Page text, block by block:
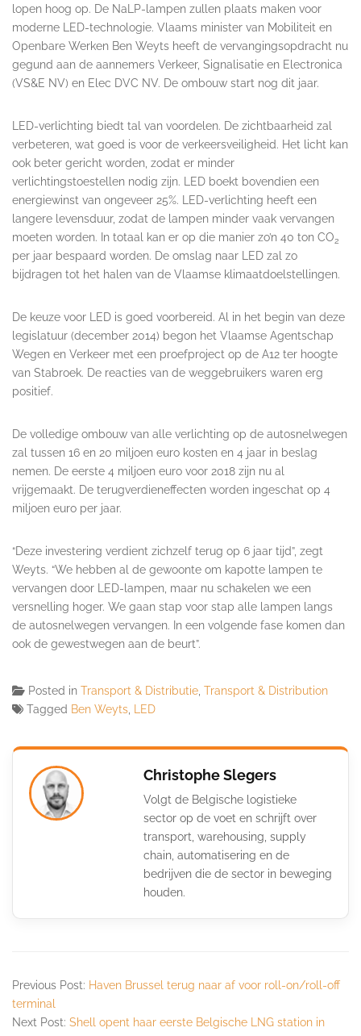
lopen hoog op. De NaLP-lampen zullen plaats maken voor
moderne LED-technologie. Vlaams minister van Mobiliteit en
Openbare Werken Ben Weyts heeft de vervangingsopdracht nu
gegund aan de aannemers Verkeer, Signalisatie en Electronica
(VS&E NV) en Elec DVC NV. De ombouw start nog dit jaar.
LED-verlichting biedt tal van voordelen. De zichtbaarheid zal
verbeteren, wat goed is voor de verkeersveiligheid. Het licht kan
ook beter gericht worden, zodat er minder
verlichtingstoestellen nodig zijn. LED boekt bovendien een
energiewinst van ongeveer 25%. LED-verlichting heeft een
langere levensduur, zodat de lampen minder vaak vervangen
moeten worden. In totaal kan er op die manier zo’n 40 ton CO2
per jaar bespaard worden. De omslag naar LED zal zo
bijdragen tot het halen van de Vlaamse klimaatdoelstellingen.
De keuze voor LED is goed voorbereid. Al in het begin van deze
legislatuur (december 2014) begon het Vlaamse Agentschap
Wegen en Verkeer met een proefproject op de A12 ter hoogte
van Stabroek. De reacties van de weggebruikers waren erg
positief.
De volledige ombouw van alle verlichting op de autosnelwegen
zal tussen 16 en 20 miljoen euro kosten en 4 jaar in beslag
nemen. De eerste 4 miljoen euro voor 2018 zijn nu al
vrijgemaakt. De terugverdieneffecten worden ingeschat op 4
miljoen euro per jaar.
“Deze investering verdient zichzelf terug op 6 jaar tijd”, zegt
Weyts. “We hebben al de gewoonte om kapotte lampen te
vervangen door LED-lampen, maar nu schakelen we een
versnelling hoger. We gaan stap voor stap alle lampen langs
de autosnelwegen vervangen. In een volgende fase komen dan
ook de gewestwegen aan de beurt”.
Posted in Transport & Distributie Transport & Distribution
Tagged Ben Weyts LED
Christophe Slegers
Volgt de Belgische logistieke
sector op de voet en schrijft over
transport, warehousing, supply
chain, automatisering en de
bedrijven die de sector in beweging
houden.
Previous Post: Haven Brussel terug naar af voor roll-on/roll-off
terminal
Next Post: Shell opent haar eerste Belgische LNG station in